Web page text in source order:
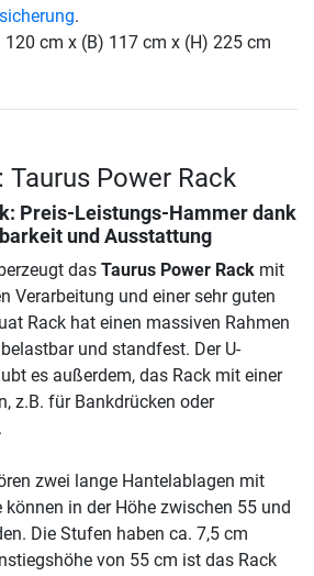
.
cm x (B) 117 cm x (H) 225 cm
Taurus Power Rack
: Preis-Leistungs-Hammer dank
und Ausstattung
das Taurus Power Rack mit
Verarbeitung und einer sehr guten
Rack hat einen massiven Rahmen
und standfest. Der U-
es außerdem, das Rack mit einer
z.B. für Bankdrücken oder
zwei lange Hantelablagen mit
können in der Höhe zwischen 55 und
Die Stufen haben ca. 7,5 cm
von 55 cm ist das Rack